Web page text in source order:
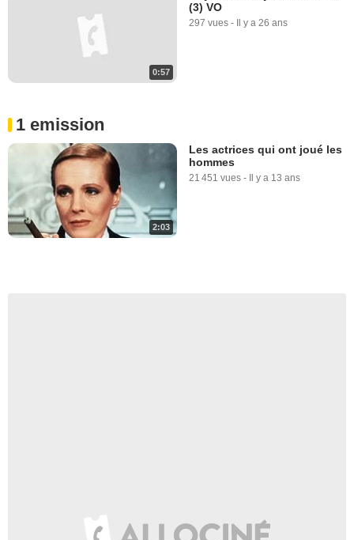
0:57
(3) VO
297 vues - Il y a 26 ans
1 emission
2:03
Les actrices qui ont joué les
hommes
21 451 vues - Il y a 13 ans